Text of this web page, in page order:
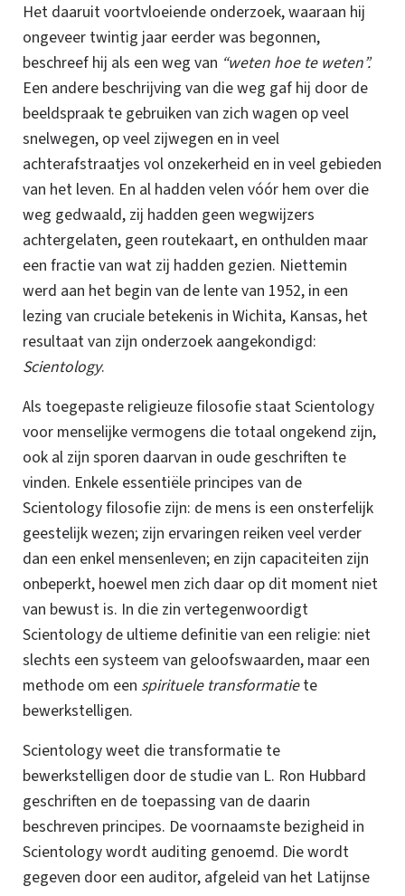
Het daaruit voortvloeiende onderzoek, waaraan hij
ongeveer twintig jaar eerder was begonnen,
beschreef hij als een weg van “weten hoe te weten”.
Een andere beschrijving van die weg gaf hij door de
beeldspraak te gebruiken van zich wagen op veel
snelwegen, op veel zijwegen en in veel
achterafstraatjes vol onzekerheid en in veel gebieden
van het leven. En al hadden velen vóór hem over die
weg gedwaald, zij hadden geen wegwijzers
achtergelaten, geen routekaart, en onthulden maar
een fractie van wat zij hadden gezien. Niettemin
werd aan het begin van de lente van 1952, in een
lezing van cruciale betekenis in Wichita, Kansas, het
resultaat van zijn onderzoek aangekondigd:
Scientology.
Als toegepaste religieuze filosofie staat Scientology
voor menselijke vermogens die totaal ongekend zijn,
ook al zijn sporen daarvan in oude geschriften te
vinden. Enkele essentiële principes van de
Scientology filosofie zijn: de mens is een onsterfelijk
geestelijk wezen; zijn ervaringen reiken veel verder
dan een enkel mensenleven; en zijn capaciteiten zijn
onbeperkt, hoewel men zich daar op dit moment niet
van bewust is. In die zin vertegenwoordigt
Scientology de ultieme definitie van een religie: niet
slechts een systeem van geloofswaarden, maar een
methode om een spirituele transformatiete
bewerkstelligen.
Scientology weet die transformatie te
bewerkstelligen door de studie van L. Ron Hubbard
geschriften en de toepassing van de daarin
beschreven principes. De voornaamste bezigheid in
Scientology wordt auditing genoemd. Die wordt
gegeven door een auditor, afgeleid van het Latijnse